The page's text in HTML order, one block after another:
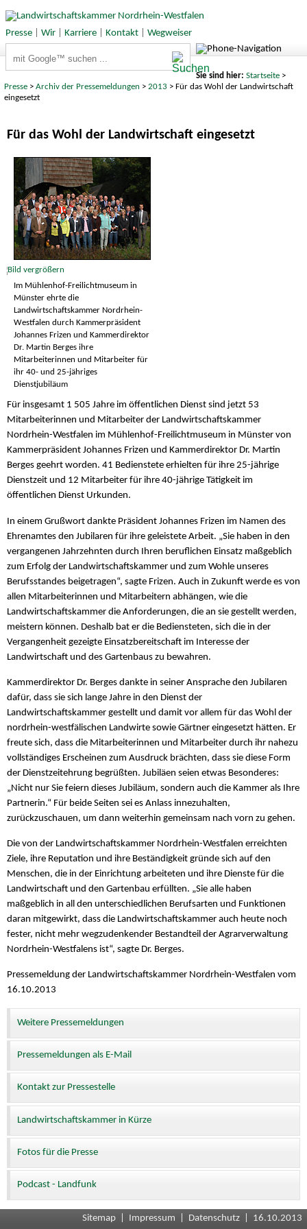
Presse| Wir| Karriere| Kontakt| Wegweiser
Sie sind hier: Startseite>
Presse >Archiv der Pressemeldungen > 2013 > Für das Wohl der Landwirtschaft
eingesetzt
Für das Wohl der Landwirtschaft eingesetzt
Im Mühlenhof-Freilichtmuseum in
Münster ehrte die
Landwirtschaftskammer Nordrhein-
Westfalen durch Kammerpräsident
Johannes Frizen und Kammerdirektor
Dr. Martin Berges ihre
Mitarbeiterinnen und Mitarbeiter für
ihr 40- und 25-jähriges
Dienstjubiläum
Für insgesamt 1 505 Jahre im öffentlichen Dienst sind jetzt 53
Mitarbeiterinnen und Mitarbeiter der Landwirtschaftskammer
Nordrhein-Westfalen im Mühlenhof-Freilichtmuseum in Münster von
Kammerpräsident Johannes Frizen und Kammerdirektor Dr. Martin
Berges geehrt worden. 41 Bedienstete erhielten für ihre 25-jährige
Dienstzeit und 12 Mitarbeiter für ihre 40-jährige Tätigkeit im
öffentlichen Dienst Urkunden.
In einem Grußwort dankte Präsident Johannes Frizen im Namen des
Ehrenamtes den Jubilaren für ihre geleistete Arbeit. „Sie haben in den
vergangenen Jahrzehnten durch Ihren beruflichen Einsatz maßgeblich
zum Erfolg der Landwirtschaftskammer und zum Wohle unseres
Berufsstandes beigetragen“, sagte Frizen. Auch in Zukunft werde es von
allen Mitarbeiterinnen und Mitarbeitern abhängen, wie die
Landwirtschaftskammer die Anforderungen, die an sie gestellt werden,
meistern können. Deshalb bat er die Bediensteten, sich die in der
Vergangenheit gezeigte Einsatzbereitschaft im Interesse der
Landwirtschaft und des Gartenbaus zu bewahren.
Kammerdirektor Dr. Berges dankte in seiner Ansprache den Jubilaren
dafür, dass sie sich lange Jahre in den Dienst der
Landwirtschaftskammer gestellt und damit vor allem für das Wohl der
nordrhein-westfälischen Landwirte sowie Gärtner eingesetzt hätten. Er
freute sich, dass die Mitarbeiterinnen und Mitarbeiter durch ihr nahezu
vollständiges Erscheinen zum Ausdruck brächten, dass sie diese Form
der Dienstzeitehrung begrüßten. Jubiläen seien etwas Besonderes:
„Nicht nur Sie feiern dieses Jubiläum, sondern auch die Kammer als Ihre
Partnerin.“ Für beide Seiten sei es Anlass innezuhalten,
zurückzuschauen, um dann weiterhin gemeinsam nach vorn zu gehen.
Die von der Landwirtschaftskammer Nordrhein-Westfalen erreichten
Ziele, ihre Reputation und ihre Beständigkeit gründe sich auf den
Menschen, die in der Einrichtung arbeiteten und ihre Dienste für die
Landwirtschaft und den Gartenbau erfüllten. „Sie alle haben
maßgeblich in all den unterschiedlichen Berufsarten und Funktionen
daran mitgewirkt, dass die Landwirtschaftskammer auch heute noch
fester, nicht mehr wegzudenkender Bestandteil der Agrarverwaltung
Nordrhein-Westfalens ist“, sagte Dr. Berges.
Pressemeldung der Landwirtschaftskammer Nordrhein-Westfalen vom
16.10.2013
Weitere Pressemeldungen
Pressemeldungen als E-Mail
Kontakt zur Pressestelle
Landwirtschaftskammer in Kürze
Fotos für die Presse
Podcast - Landfunk
Sitemap Impressum Datenschutz | 16.10.2013